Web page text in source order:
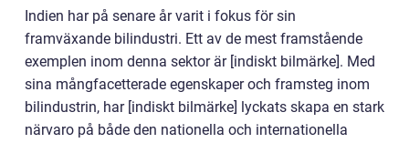
Indien har på senare år varit i fokus för sin
framväxande bilindustri. Ett av de mest framstående
exemplen inom denna sektor är [indiskt bilmärke]. Med
sina mångfacetterade egenskaper och framsteg inom
bilindustrin, har [indiskt bilmärke] lyckats skapa en stark
närvaro på både den nationella och internationella